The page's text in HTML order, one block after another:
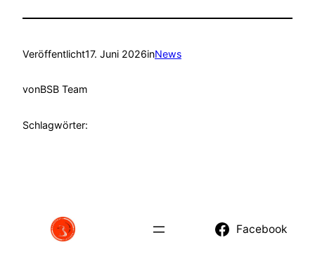
Veröffentlicht17. Juni 2026inNews
vonBSB Team
Schlagwörter:
Facebook